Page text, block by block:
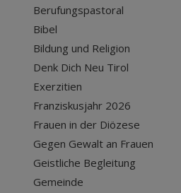
Berufungspastoral
Bibel
Bildung und Religion
Denk Dich Neu Tirol
Exerzitien
Franziskusjahr 2026
Frauen in der Diözese
Gegen Gewalt an Frauen
Geistliche Begleitung
Gemeinde